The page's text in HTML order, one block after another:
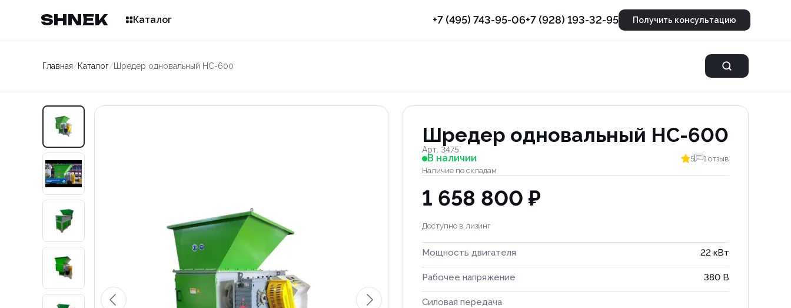
SHNEK Каталог +7 (495) 743-95-06+7 (928) 193-32-95 Получить консультацию
Главная/Каталог/ Шредер одновальный HC-600
Шредер одновальный HC-600
Арт. 3475
В наличии
Наличие по складам
5 1 отзыв
1 658 800 ₽
Доступно в лизинг
Мощность двигателя 22 кВт
Рабочее напряжение 380 В
Силовая передача